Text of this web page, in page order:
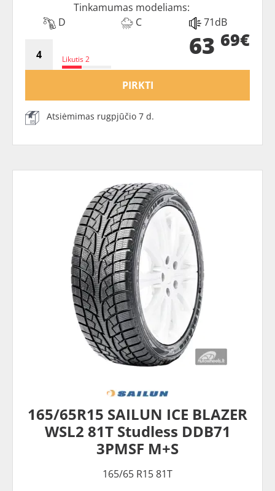
Tinkamumas modeliams:
D
C 71dB
Likutis 2 63 69€
PIRKTI
Atsiėmimas rugpjūčio 7 d.
165/65R15 SAILUN ICE BLAZER
WSL2 81T Studless DDB71
3PMSF M+S
165/65 R15 81T